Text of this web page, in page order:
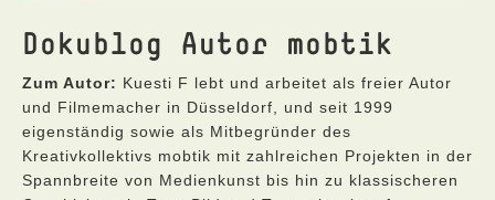
Dokublog Autor mobtik
Zum Autor: Kuesti F lebt und arbeitet als freier Autor
und Filmemacher in Düsseldorf, und seit 1999
eigenständig sowie als Mitbegründer des
Kreativkollektivs mobtik mit zahlreichen Projekten in der
Spannbreite von Medienkunst bis hin zu klassischeren